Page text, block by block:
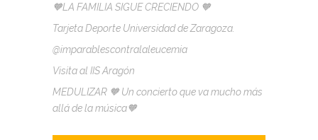
🧡LA FAMILIA SIGUE CRECIENDO 🧡
Tarjeta Deporte Universidad de Zaragoza.
@imparablescontralaleucemia
Visita al IIS Aragón
MEDULIZAR 🧡 Un concierto que va mucho más
allá de la música🧡